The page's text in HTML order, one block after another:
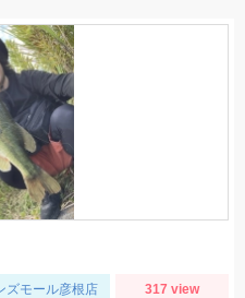
ズモール彦根店 317 view